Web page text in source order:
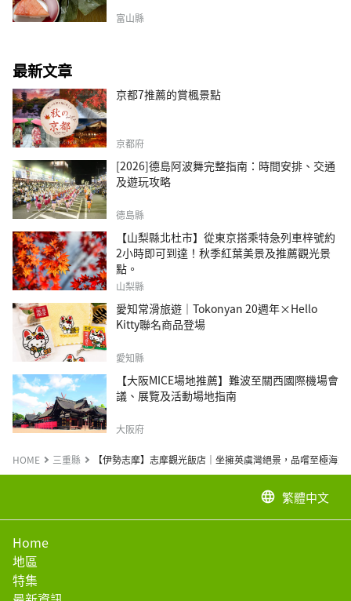
富山縣
最新文章
京都7推薦的賞楓景點
京都府
[2026]德島阿波舞完整指南：時間安排、交通
及遊玩攻略
德島縣
【山梨縣北杜市】從東京搭乘特急列車梓號約
2小時即可到達！秋季紅葉美景及推薦觀光景
點。
山梨縣
愛知常滑旅遊｜Tokonyan 20週年×Hello
Kitty聯名商品登場
愛知縣
【大阪MICE場地推薦】難波至關西國際機場會
議、展覽及活動場地指南
大阪府
HOME 三重縣 【伊勢志摩】志摩觀光飯店｜坐擁英虞灣絕景，品嚐至極海鮮
language 繁體中文
Home
地區
特集